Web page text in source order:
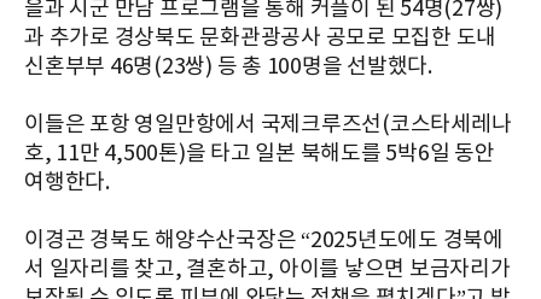
을과 시군 만남 프로그램을 통해 커플이 된 54명(27쌍)
과 추가로 경상북도 문화관광공사 공모로 모집한 도내
신혼부부 46명(23쌍) 등 총 100명을 선발했다.
이들은 포항 영일만항에서 국제크루즈선(코스타세레나
호, 11만 4,500톤)을 타고 일본 북해도를 5박6일 동안
여행한다.
이경곤 경북도 해양수산국장은 “2025년도에도 경북에
서 일자리를 찾고, 결혼하고, 아이를 낳으면 보금자리가